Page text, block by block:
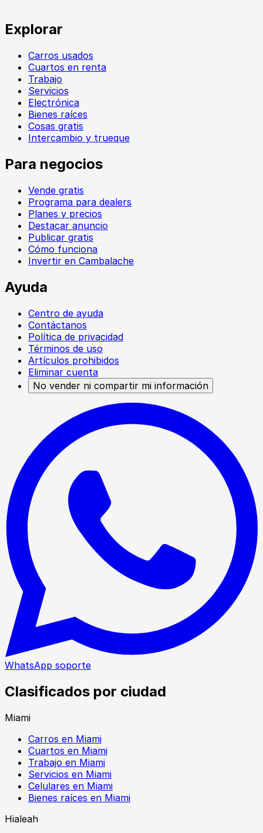
Explorar
Carros usados
Cuartos en renta
Trabajo
Servicios
Electrónica
Bienes raíces
Cosas gratis
Intercambio y trueque
Para negocios
Vende gratis
Programa para dealers
Planes y precios
Destacar anuncio
Publicar gratis
Cómo funciona
Invertir en Cambalache
Ayuda
Centro de ayuda
Contáctanos
Política de privacidad
Términos de uso
Artículos prohibidos
Eliminar cuenta
No vender ni compartir mi información
WhatsApp soporte
Clasificados por ciudad
Miami
Carros en Miami
Cuartos en Miami
Trabajo en Miami
Servicios en Miami
Celulares en Miami
Bienes raíces en Miami
Hialeah